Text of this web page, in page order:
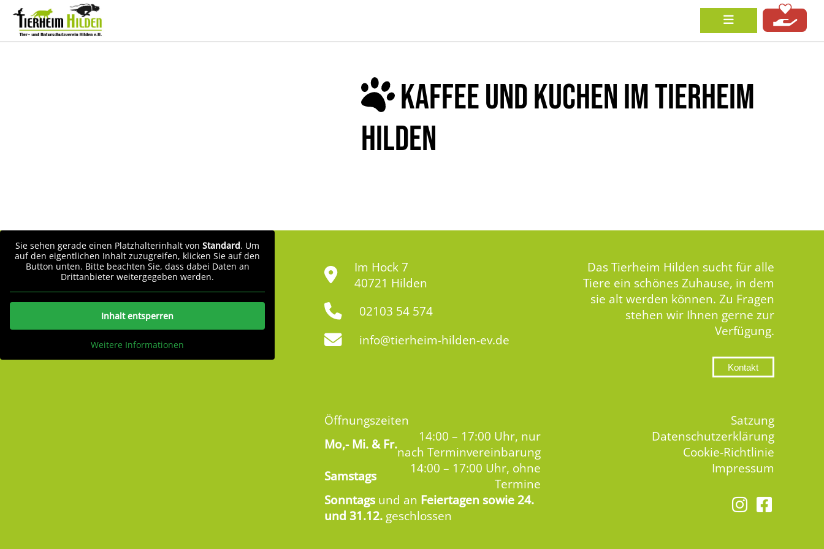
KAFFEE UND KUCHEN IM TIERHEIM
HILDEN
Sie sehen gerade einen Platzhalterinhalt von Standard. Um
auf den eigentlichen Inhalt zuzugreifen, klicken Sie auf den
Button unten. Bitte beachten Sie, dass dabei Daten an
Drittanbieter weitergegeben werden.
Inhalt entsperren
Weitere Informationen
Im Hock 7
40721 Hilden
02103 54 574
info@tierheim-hilden-ev.de
Das Tierheim Hilden sucht für alle
Tiere ein schönes Zuhause, in dem
sie alt werden können. Zu Fragen
stehen wir Ihnen gerne zur
Verfügung.
Kontakt
Öffnungszeiten
Mo,-Mi. & Fr.
14:00 – 17:00 Uhr, nur
nach Terminvereinbarung
Samstags
14:00 – 17:00 Uhr, ohne
Termine
Sonntags und an Feiertagen sowie 24.
und 31.12. geschlossen
Satzung
Datenschutzerklärung
Cookie-Richtlinie
Impressum